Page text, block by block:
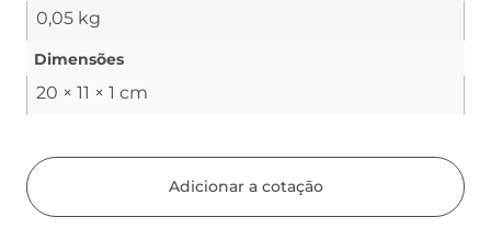
0,05 kg
Dimensões
20 × 11 × 1 cm
Adicionar a cotação